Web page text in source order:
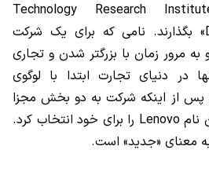
Technology Research
» بگذارند. نامی که برای یک شرکت
به مرور زمان با بزرگتر شدن و تجاری
در دنیای تجارت ابتدا با لوگوی
پس از اینکه شرکت به دو بخش مجزا
نامLenovo را برای خود انتخاب کرد.
به معنای «جدید» است.